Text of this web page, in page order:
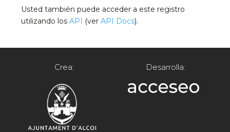
Usted también puede acceder a este registro
utilizando losAPI (verAPI Docs).
Crea: Desarrolla: